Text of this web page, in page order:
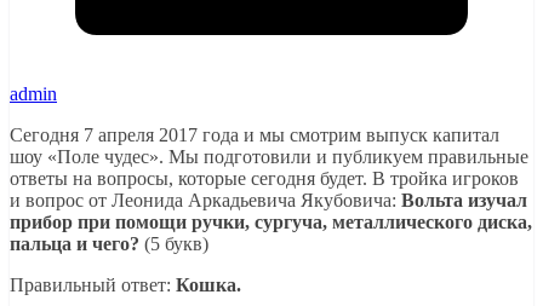
admin
Сегодня 7 апреля 2017 года и мы смотрим выпуск капитал
шоу «Поле чудес». Мы подготовили и публикуем правильные
ответы на вопросы, которые сегодня будет. В тройка игроков
и вопрос от Леонида Аркадьевича Якубовича: Вольта изучал
прибор при помощи ручки, сургуча, металлического диска,
пальца и чего? (5 букв)
Правильный ответ: Кошка.